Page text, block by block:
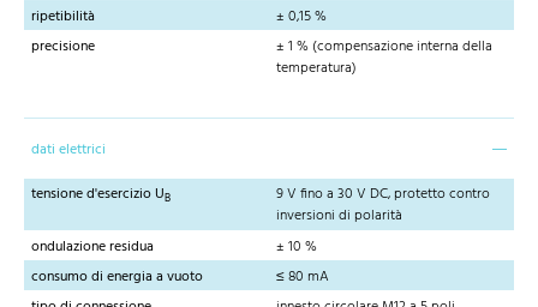
ripetibilità
± 0,15 %
precisione
± 1 % (compensazione interna della
temperatura)
dati elettrici
tensione d'esercizio UB
9 V fino a 30 V DC, protetto contro
inversioni di polarità
ondulazione residua
± 10 %
consumo di energia a vuoto
≤ 80 mA